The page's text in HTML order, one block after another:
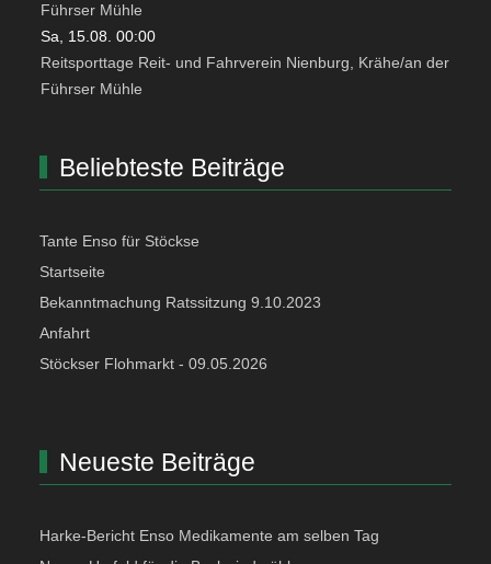
Führser Mühle
Sa, 15.08. 00:00
Reitsporttage Reit- und Fahrverein Nienburg, Krähe/an der
Führser Mühle
Beliebteste Beiträge
Tante Enso für Stöckse
Startseite
Bekanntmachung Ratssitzung 9.10.2023
Anfahrt
Stöckser Flohmarkt - 09.05.2026
Neueste Beiträge
Harke-Bericht Enso Medikamente am selben Tag